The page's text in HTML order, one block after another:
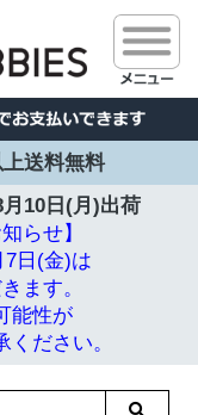
送料無料
10日(月)出荷
らせ】
7日(金)は
ます。
能性が
ださい。